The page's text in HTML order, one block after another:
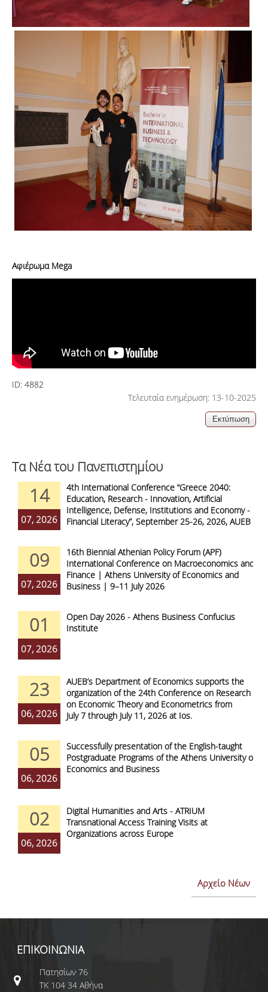
Αφιέρωμα Mega
ID: 4882
Τελευταία ενημέρωση: 13-10-2025
Τα Νέα του Πανεπιστημίου
14
07, 2026
4th International Conference “Greece 2040:
Education, Research - Innovation, Artificial
Intelligence, Defense, Institutions and Economy -
Financial Literacy”, September 25-26, 2026, AUEB
09
07, 2026
16th Biennial Athenian Policy Forum (APF)
International Conference on Macroeconomics and
Finance | Athens University of Economics and
Business | 9–11 July 2026
01
07, 2026
Open Day 2026 - Athens Business Confucius
Institute
23
06, 2026
AUEB’s Department of Economics supports the
organization of the 24th Conference on Research
on Economic Theory and Econometrics from
July 7 through July 11, 2026 at Ios.
05
06, 2026
Successfully presentation of the English-taught
Postgraduate Programs of the Athens University of
Economics and Business
02
06, 2026
Digital Humanities and Arts - ATRIUM
Transnational Access Training Visits at
Organizations across Europe
Αρχείο Νέων
ΕΠΙΚΟΙΝΩΝΙΑ
Πατησίων 76
ΤΚ 104 34 Αθήνα